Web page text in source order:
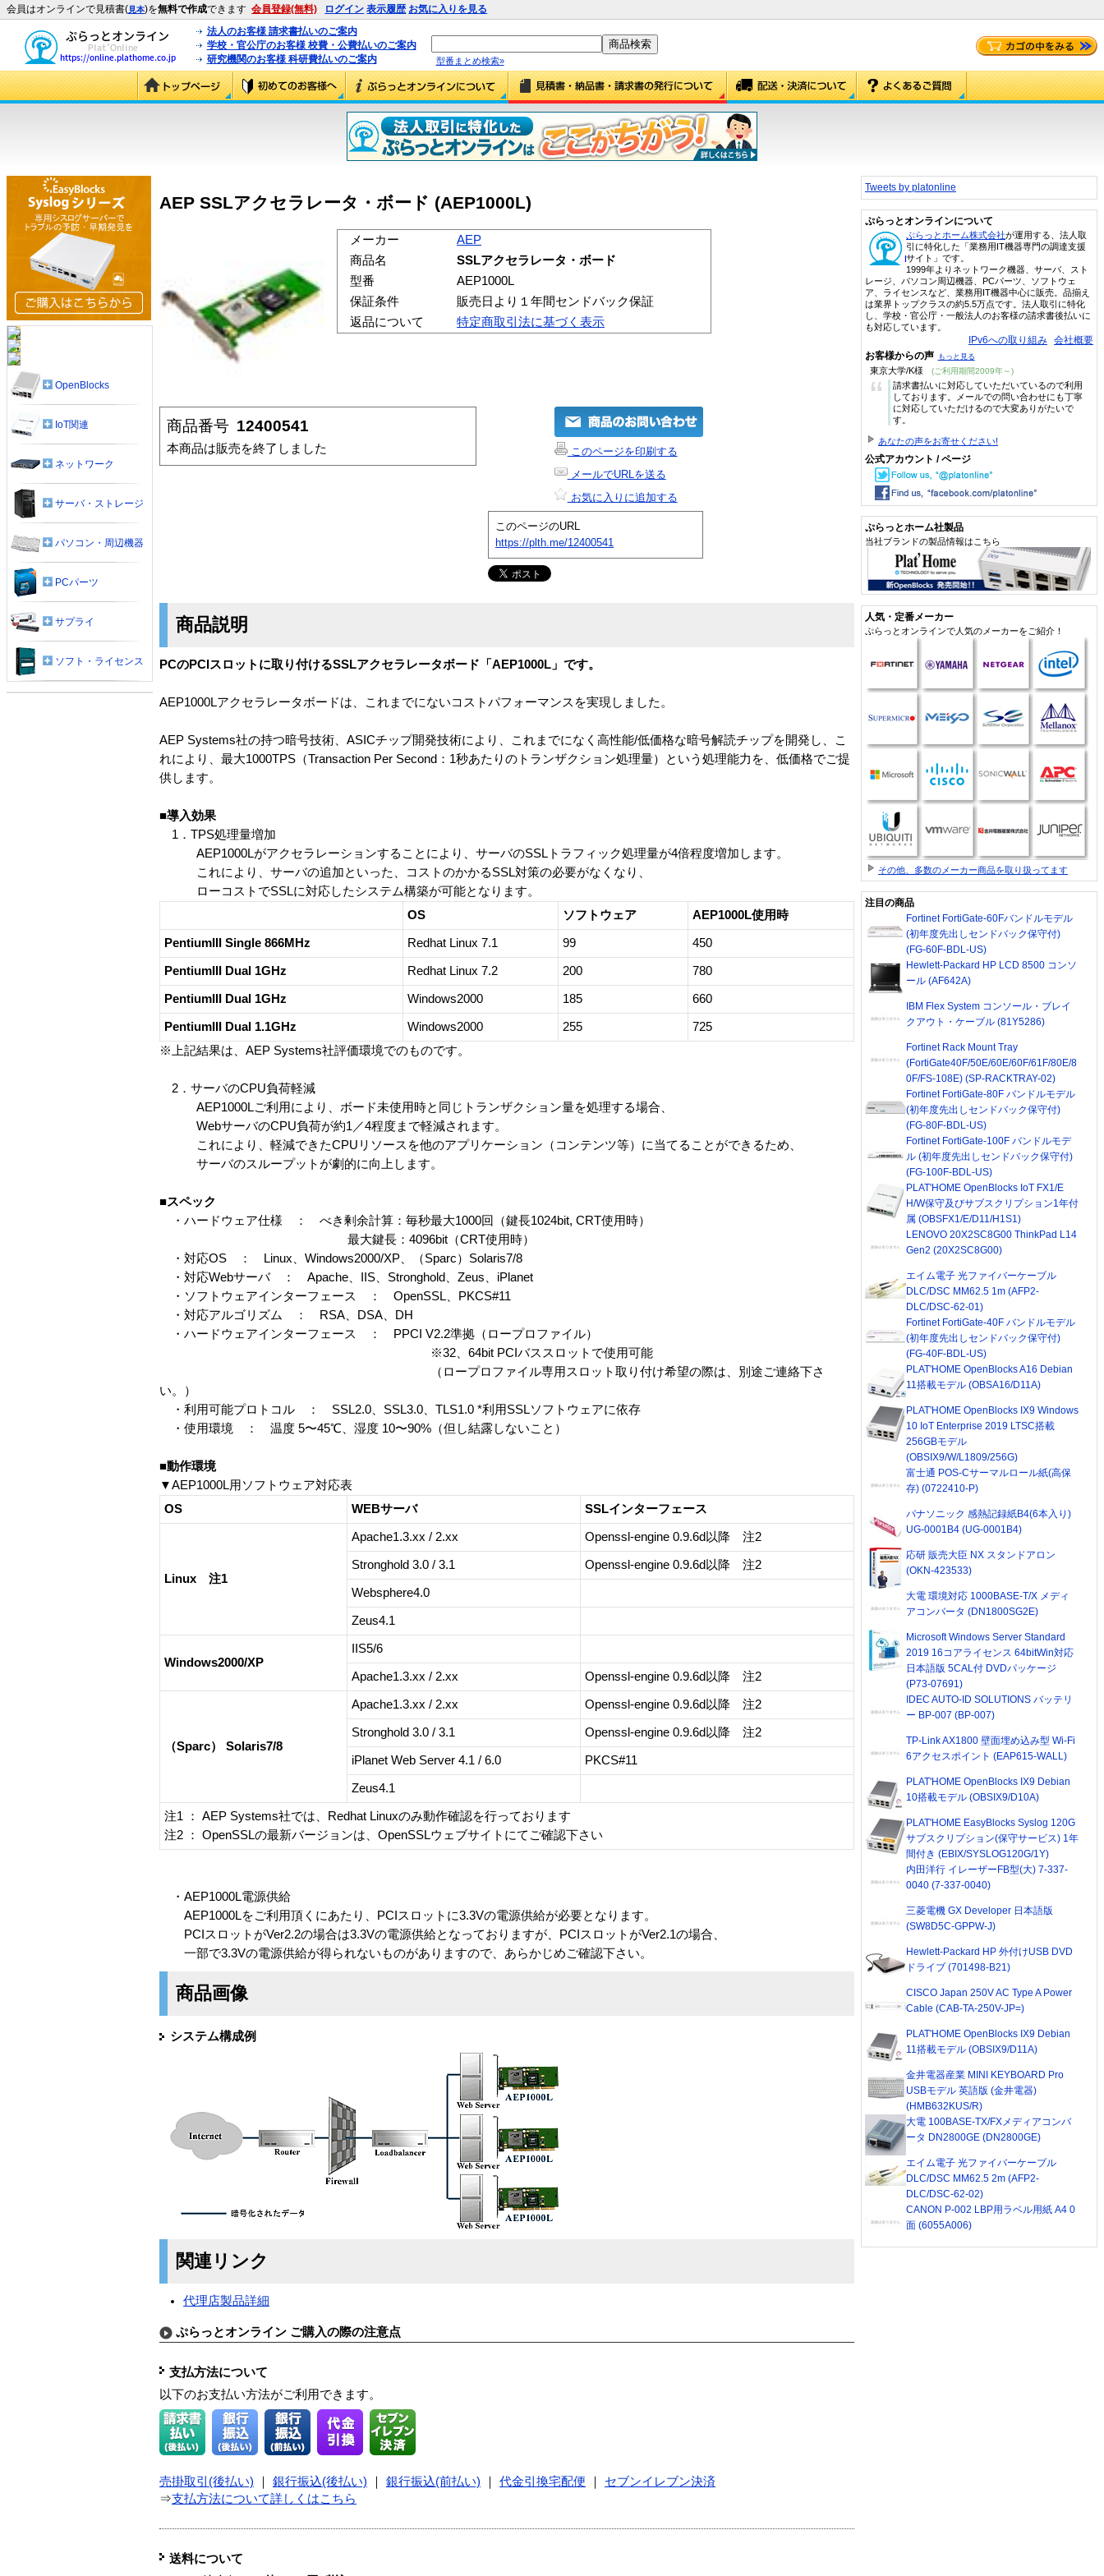
会員はオンラインで見積書(見本)を無料で作成できます 会員登録(無料) ログイン 表示履歴 お気に入りを見る
法人のお客様 請求書払いのご案内
学校・官公庁のお客様 校費・公費払いのご案内
研究機関のお客様 科研費払いのご案内
型番まとめ検索»
AEP SSLアクセラレータ・ボード (AEP1000L)
メーカー
AEP
商品名
SSLアクセラレータ・ボード
型番
AEP1000L
保証条件
販売日より１年間センドバック保証
返品について
特定商取引法に基づく表示
商品番号 12400541
本商品は販売を終了しました
このページを印刷する
メールでURLを送る
お気に入りに追加する
このページのURL
https://plth.me/12400541
商品説明
PCのPCIスロットに取り付けるSSLアクセラレータボード「AEP1000L」です。
AEP1000Lアクセラレータボードは、これまでにないコストパフォーマンスを実現しました。
AEP Systems社の持つ暗号技術、ASICチップ開発技術により、これまでになく高性能/低価格な暗号解読チップを開発し、こ
れにより、最大1000TPS（Transaction Per Second：1秒あたりのトランザクション処理量）という処理能力を、低価格でご提
供します。
■導入効果
1．TPS処理量増加
AEP1000Lがアクセラレーションすることにより、サーバのSSLトラフィック処理量が4倍程度増加します。
これにより、サーバの追加といった、コストのかかるSSL対策の必要がなくなり、
ローコストでSSLに対応したシステム構築が可能となります。
OS
ソフトウェア AEP1000L使用時
PentiumIII Single 866MHz Redhat Linux 7.1 99 450
PentiumIII Dual 1GHz Redhat Linux 7.2 200 780
PentiumIII Dual 1GHz Windows2000 185 660
PentiumIII Dual 1.1GHz Windows2000 255
725
※上記結果は、AEP Systems社評価環境でのものです。
2．サーバのCPU負荷軽減
AEP1000Lご利用により、ボード未使用時と同じトランザクション量を処理する場合、
WebサーバのCPU負荷が約1／4程度まで軽減されます。
これにより、軽減できたCPUリソースを他のアプリケーション（コンテンツ等）に当てることができるため、
サーバのスループットが劇的に向上します。
■スペック
・ハードウェア仕様 ： べき剰余計算：毎秒最大1000回（鍵長1024bit, CRT使用時）
最大鍵長：4096bit（CRT使用時）
・対応OS ： Linux、Windows2000/XP、（Sparc）Solaris7/8
・対応Webサーバ ： Apache、IIS、Stronghold、Zeus、iPlanet
・ソフトウェアインターフェース ： OpenSSL、PKCS#11
・対応アルゴリズム ： RSA、DSA、DH
・ハードウェアインターフェース ： PPCI V2.2準拠（ロープロファイル）
※32、64bit PCIバススロットで使用可能
（ロープロファイル専用スロット取り付け希望の際は、別途ご連絡下さ
い。）
・利用可能プロトコル ： SSL2.0、SSL3.0、TLS1.0 *利用SSLソフトウェアに依存
・使用環境 ： 温度 5〜45℃、湿度 10〜90%（但し結露しないこと）
■動作環境
▼AEP1000L用ソフトウェア対応表
OS
WEBサーバ SSLインターフェース
Linux 注1
Apache1.3.xx / 2.xx Openssl-engine 0.9.6d以降 注2
Stronghold 3.0 / 3.1 Openssl-engine 0.9.6d以降 注2
Websphere4.0
Zeus4.1
Windows2000/XP
IIS5/6
Apache1.3.xx / 2.xx Openssl-engine 0.9.6d以降 注2
（Sparc） Solaris7/8
Apache1.3.xx / 2.xx Openssl-engine 0.9.6d以降 注2
Stronghold 3.0 / 3.1 Openssl-engine 0.9.6d以降 注2
iPlanet Web Server 4.1 / 6.0 PKCS#11
Zeus4.1
注1 ： AEP Systems社では、Redhat Linuxのみ動作確認を行っております
注2 ： OpenSSLの最新バージョンは、OpenSSLウェブサイトにてご確認下さい
・AEP1000L電源供給
AEP1000Lをご利用頂くにあたり、PCIスロットに3.3Vの電源供給が必要となります。
PCIスロットがVer2.2の場合は3.3Vの電源供給となっておりますが、PCIスロットがVer2.1の場合、
一部で3.3Vの電源供給が得られないものがありますので、あらかじめご確認下さい。
商品画像
システム構成例
関連リンク
代理店製品詳細
ぷらっとオンライン ご購入の際の注意点
支払方法について
以下のお支払い方法がご利用できます。
売掛取引(後払い) 銀行振込(後払い) 銀行振込(前払い) 代金引換宅配便
セブンイレブン決済
⇒支払方法について詳しくはこちら
送料について
OpenBlocks
IoT関連
ネットワーク
サーバ・ストレージ
パソコン・周辺機器
PCパーツ
サプライ
ソフト・ライセンス
Tweets by platonline
ぷらっとオンラインについて
ぷらっとホーム株式会社が運用する、法人取
引に特化した「業務用IT機器専門の調達支援
サイト」です。
1999年よりネットワーク機器、サーバ、スト
レージ、パソコン周辺機器、PCパーツ、ソフトウェ
ア、ライセンスなど、業務用IT機器中心に販売。品揃え
は業界トップクラスの約5.5万点です。法人取引に特化
し、学校・官公庁・一般法人のお客様の請求書後払いに
も対応しています。
IPv6への取り組み 会社概要
お客様からの声 もっと見る
東京大学/K様 (ご利用期間2009年～)
“
請求書払いに対応していただいているので利用
しております。メールでの問い合わせにも丁寧
に対応していただけるので大変ありがたいで
す。
あなたの声をお寄せください!
公式アカウント / ページ
ぷらっとホーム社製品
当社ブランドの製品情報はこちら
人気・定番メーカー
ぷらっとオンラインで人気のメーカーをご紹介！
その他、多数のメーカー商品を取り扱ってます
注目の商品
Fortinet FortiGate-60Fバンドルモデル
(初年度先出しセンドバック保守付)
(FG-60F-BDL-US)
Hewlett-Packard HP LCD 8500 コンソ
ール (AF642A)
IBM Flex System コンソール・ブレイ
クアウト・ケーブル (81Y5286)
Fortinet Rack Mount Tray
(FortiGate40F/50E/60E/60F/61F/80E/8
0F/FS-108E) (SP-RACKTRAY-02)
Fortinet FortiGate-80F バンドルモデル
(初年度先出しセンドバック保守付)
(FG-80F-BDL-US)
Fortinet FortiGate-100F バンドルモデ
ル (初年度先出しセンドバック保守付)
(FG-100F-BDL-US)
PLAT'HOME OpenBlocks IoT FX1/E
H/W保守及びサブスクリプション1年付
属 (OBSFX1/E/D11/H1S1)
LENOVO 20X2SC8G00 ThinkPad L14
Gen2 (20X2SC8G00)
エイム電子 光ファイバーケーブル
DLC/DSC MM62.5 1m (AFP2-
DLC/DSC-62-01)
Fortinet FortiGate-40F バンドルモデル
(初年度先出しセンドバック保守付)
(FG-40F-BDL-US)
PLAT'HOME OpenBlocks A16 Debian
11搭載モデル (OBSA16/D11A)
PLAT'HOME OpenBlocks IX9 Windows
10 IoT Enterprise 2019 LTSC搭載
256GBモデル
(OBSIX9/W/L1809/256G)
富士通 POS-Cサーマルロール紙(高保
存) (0722410-P)
パナソニック 感熱記録紙B4(6本入り)
UG-0001B4 (UG-0001B4)
応研 販売大臣 NX スタンドアロン
(OKN-423533)
大電 環境対応 1000BASE-T/X メディ
アコンバータ (DN1800SG2E)
Microsoft Windows Server Standard
2019 16コアライセンス 64bitWin対応
日本語版 5CAL付 DVDパッケージ
(P73-07691)
IDEC AUTO-ID SOLUTIONS バッテリ
ー BP-007 (BP-007)
TP-Link AX1800 壁面埋め込み型 Wi-Fi
6アクセスポイント (EAP615-WALL)
PLAT'HOME OpenBlocks IX9 Debian
10搭載モデル (OBSIX9/D10A)
PLAT'HOME EasyBlocks Syslog 120G
サブスクリプション(保守サービス) 1年
間付き (EBIX/SYSLOG120G/1Y)
内田洋行 イレーザーFB型(大) 7-337-
0040 (7-337-0040)
三菱電機 GX Developer 日本語版
(SW8D5C-GPPW-J)
Hewlett-Packard HP 外付けUSB DVD
ドライブ (701498-B21)
CISCO Japan 250V AC Type A Power
Cable (CAB-TA-250V-JP=)
PLAT'HOME OpenBlocks IX9 Debian
11搭載モデル (OBSIX9/D11A)
金井電器産業 MINI KEYBOARD Pro
USBモデル 英語版 (金井電器)
(HMB632KUS/R)
大電 100BASE-TX/FXメディアコンバ
ータ DN2800GE (DN2800GE)
エイム電子 光ファイバーケーブル
DLC/DSC MM62.5 2m (AFP2-
DLC/DSC-62-02)
CANON P-002 LBP用ラベル用紙 A4 0
面 (6055A006)